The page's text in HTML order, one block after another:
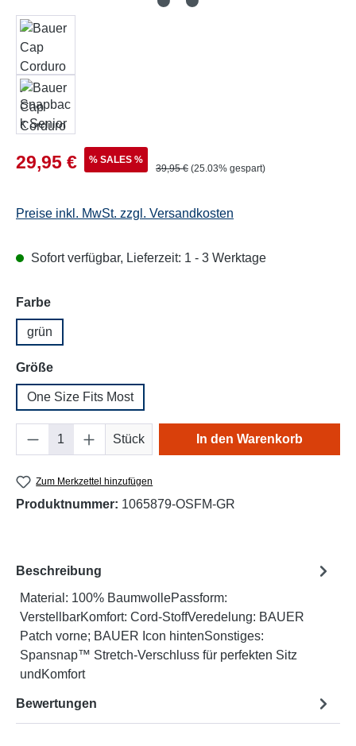
Verkaufspreis:
29,95 € % SALES %
Regulärer Preis:
39,95 € (25.03% gespart)
Preise inkl. MwSt. zzgl. Versandkosten
Sofort verfügbar, Lieferzeit: 1 - 3 Werktage
Farbeauswählen
grün
Größeauswählen
One Size Fits Most
Produkt Anzahl: Gib den gewünschten
Stück In den Warenkorb
Zum Merkzettel hinzufügen
Produktnummer: 1065879-OSFM-GR
Beschreibung
Material: 100% BaumwollePassform:
VerstellbarKomfort: Cord-StoffVeredelung: BAUER
Patch vorne; BAUER Icon hintenSonstiges:
Spansnap™ Stretch-Verschluss für perfekten Sitz
undKomfort
Bewertungen